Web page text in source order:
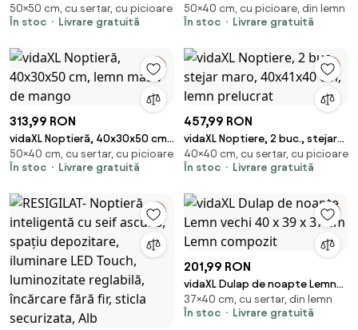
Vechi 50 x 39,5 x 50 cm Lemn
compozit
50×50 cm, cu sertar, cu picioare
În stoc
Livrare gratuită
40 x 50 cm Lemn compozit
50×40 cm, cu picioare, din lemn
În stoc
Livrare gratuită
313,99 RON
vidaXL Noptieră, 40x30x50 cm,
lemn masiv de mango
50×40 cm, cu sertar, cu picioare
În stoc
Livrare gratuită
457,99 RON
vidaXL Noptiere, 2 buc., stejar
maro, 40x41x40 cm, lemn
prelucrat
40×40 cm, cu sertar, cu picioare
În stoc
Livrare gratuită
201,99 RON
vidaXL Dulap de noapte Lemn
vechi 40 x 39 x 37 cm Lemn
compozit
37×40 cm, cu sertar, din lemn
În stoc
Livrare gratuită